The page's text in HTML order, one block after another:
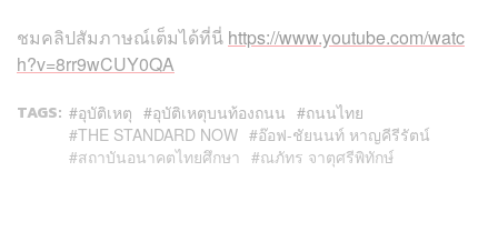
ชมคลิปสัมภาษณ์เต็มได้ที่นี่ https://www.youtube.com/watc
h?v=8rr9wCUY0QA
TAGS: อุบัติเหตุ อุบัติเหตุบนท้องถนน
ถนนไทย
THE STANDARD NOW
อ๊อฟ-ชัยนนท์ หาญคีรีรัตน์
สถาบันอนาคตไทยศึกษา
ณภัทร จาตุศรีพิทักษ์